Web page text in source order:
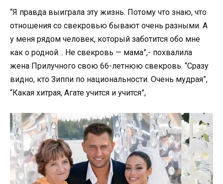
“Я правда выиграла эту жизнь. Потому что знаю, что
отношения со свекровью бывают очень разными. А
у меня рядом человек, который заботится обо мне
как о родной… Не свекровь — мама”,- похвалила
жена Прилучного свою 66-летнюю свекровь. “Сразу
видно, кто Зиппи по национальности. Очень мудрая”,
“Какая хитрая, Агате учится и учится”,